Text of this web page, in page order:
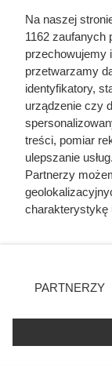
poniżej 6
razem
Na naszej
1162 zaufanych
przechowujemy
przetwarzamy
identyfikatory,
urządzenie czy
treści, pomiar
ulepszanie
Partnerzy
charakterystykę
zmienić/
znajdujący się
rodzaje
użytkownika,
przetwarzaniu.
PARTNERZY